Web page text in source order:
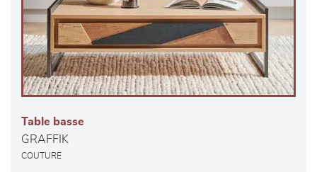
Table basse
GRAFFIK
COUTURE